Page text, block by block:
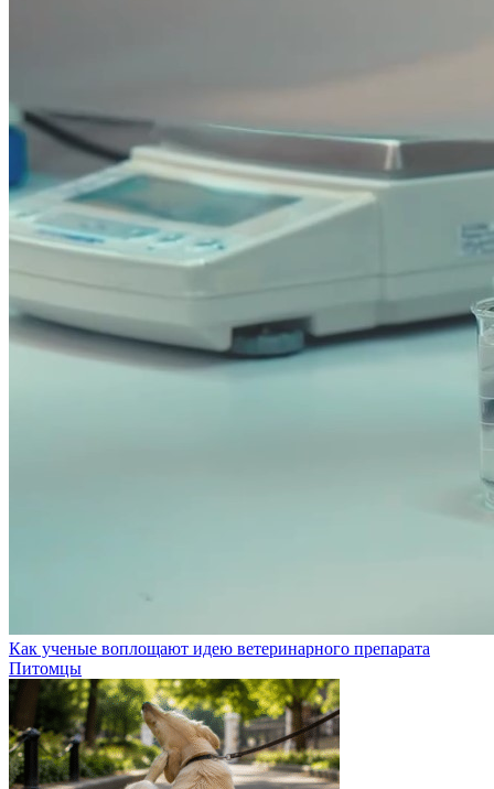
Как ученые воплощают идею ветеринарного препарата
Питомцы